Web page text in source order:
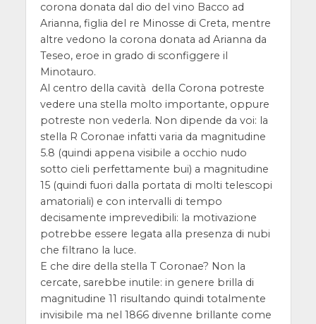
corona donata dal dio del vino Bacco ad
Arianna, figlia del re Minosse di Creta, mentre
altre vedono la corona donata ad Arianna da
Teseo, eroe in grado di sconfiggere il
Minotauro.
Al centro della cavità della Corona potreste
vedere una stella molto importante, oppure
potreste non vederla. Non dipende da voi: la
stella R Coronae infatti varia da magnitudine
5.8 (quindi appena visibile a occhio nudo
sotto cieli perfettamente bui) a magnitudine
15 (quindi fuori dalla portata di molti telescopi
amatoriali) e con intervalli di tempo
decisamente imprevedibili: la motivazione
potrebbe essere legata alla presenza di nubi
che filtrano la luce.
E che dire della stella T Coronae? Non la
cercate, sarebbe inutile: in genere brilla di
magnitudine 11 risultando quindi totalmente
invisibile ma nel 1866 divenne brillante come